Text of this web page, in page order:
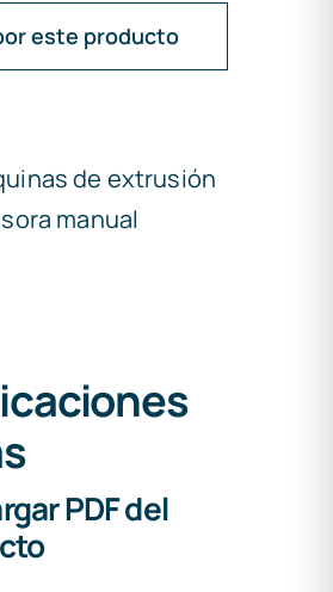
este producto
de extrusión
manual
PDF del